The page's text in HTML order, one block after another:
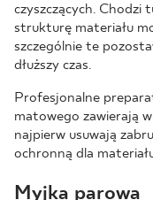
czyszczących. Chodzi
strukturę materiału
szczególnie te
dłuższy czas.
Profesjonalne
matowego zawierają
najpierw usuwają
ochronną dla
Myjka parowa